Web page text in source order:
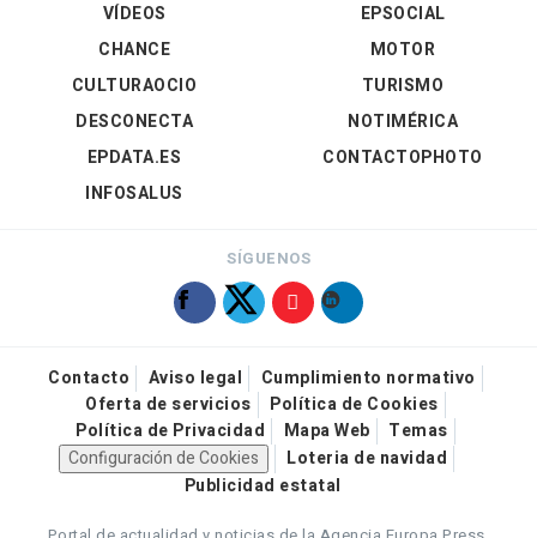
VÍDEOS
EPSOCIAL
CHANCE
CULTURAOCIO
DESCONECTA
EPDATA.ES
INFOSALUS
MOTOR
TURISMO
NOTIMÉRICA
CONTACTOPHOTO
SÍGUENOS
Contacto Aviso legal
Cumplimiento normativo
Oferta de servicios
Política de Cookies
Política de Privacidad
Mapa Web
Temas
Configuración de Cookies
Loteria de navidad
Publicidad estatal